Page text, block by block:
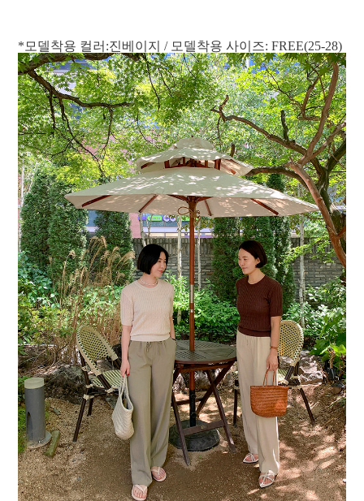
*모델착용 컬러:진베이지 / 모델착용 사이즈: FREE(25-28)